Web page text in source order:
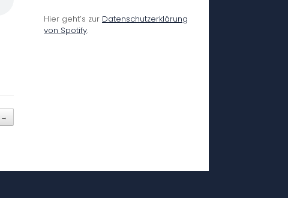
→
Hier geht’s zur Datenschutzerklärung
von Spotify.